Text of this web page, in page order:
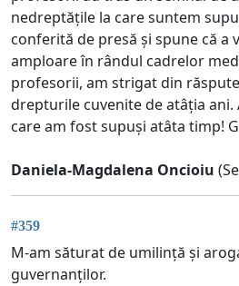
nedreptățile la care suntem
conferită de presă și spune că a
amploare în rândul cadrelor
profesorii, am strigat din
drepturile cuvenite de atâția ani.
care am fost supuși atâta timp!
Daniela-Magdalena Oncioiu
#359
M-am săturat de umilință și
guvernanților.